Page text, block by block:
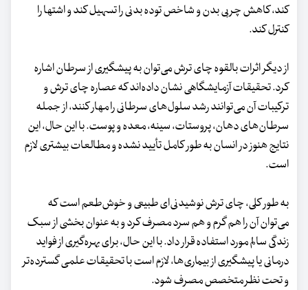
کند، کاهش چربی بدن و شاخص توده بدنی را تسهیل کند و اشتها را
کنترل کند.
از دیگر اثرات بالقوه چای ترش می‌توان به پیشگیری از سرطان اشاره
کرد. تحقیقات آزمایشگاهی نشان داده‌اند که عصاره چای ترش و
ترکیبات آن می‌توانند رشد سلول‌های سرطانی را مهار کنند، از جمله
سرطان‌های دهان، پروستات، سینه، معده و پوست. با این حال، این
نتایج هنوز در انسان به طور کامل تأیید نشده و مطالعات بیشتری لازم
است.
به طور کلی، چای ترش نوشیدنی‌ای طبیعی و خوش‌طعم است که
می‌توان آن را هم گرم و هم سرد مصرف کرد و به عنوان بخشی از سبک
زندگی سالم مورد استفاده قرار داد. با این حال، برای بهره‌گیری از فواید
درمانی یا پیشگیری از بیماری‌ها، لازم است با تحقیقات علمی گسترده‌تر
و تحت نظر متخصص مصرف شود.